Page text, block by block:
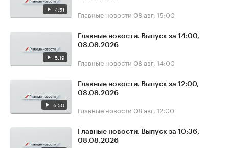
4:51 Главные новости 08 авг, 15:00
5:19
Главные новости. Выпуск за 14:00,
08.08.2026
Главные новости 08 авг, 14:00
6:50
Главные новости. Выпуск за 12:00,
08.08.2026
Главные новости 08 авг, 12:00
Главные новости. Выпуск за 10:36,
08.08.2026